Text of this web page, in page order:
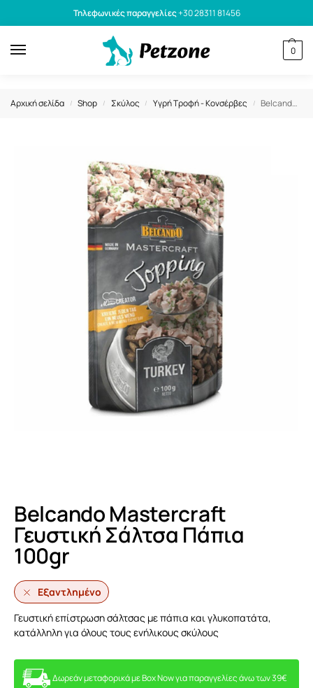
Τηλεφωνικές παραγγελίες+30 28311 81456
0
Αρχική σελίδα / Shop / Σκύλος / Υγρή Τροφή - Κονσέρβες / Belcando Mastercraft Γευστική Σάλτσα Πάπια 100gr
Belcando Mastercraft
Γευστική Σάλτσα Πάπια
100gr
Εξαντλημένο
Γευστική επίστρωση σάλτσας με πάπια και γλυκοπατάτα,
κατάλληλη για όλους τους ενήλικους σκύλους
Δωρεάν μεταφορικά με Box Now για παραγγελίες άνω των 39€